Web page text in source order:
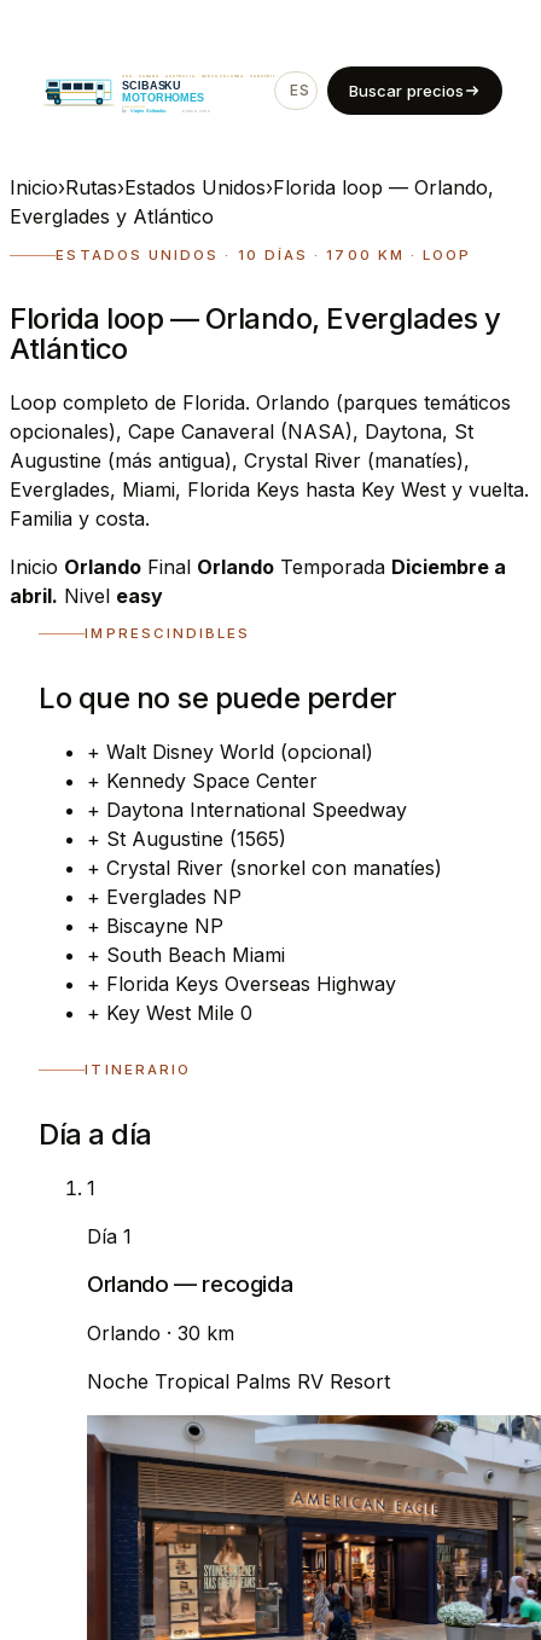
ES EN
Buscar precios
Inicio›Rutas›Estados Unidos›Florida loop — Orlando,
Everglades y Atlántico
ESTADOS UNIDOS · 10 DÍAS · 1700 KM · LOOP
Florida loop — Orlando, Everglades y
Atlántico
Loop completo de Florida. Orlando (parques temáticos
opcionales), Cape Canaveral (NASA), Daytona, St
Augustine (más antigua), Crystal River (manatíes),
Everglades, Miami, Florida Keys hasta Key West y vuelta.
Familia y costa.
Inicio Orlando Final Orlando Temporada Diciembre a
abril. Nivel easy
IMPRESCINDIBLES
Lo que no se puede perder
+ Walt Disney World (opcional)
+ Kennedy Space Center
+ Daytona International Speedway
+ St Augustine (1565)
+ Crystal River (snorkel con manatíes)
+ Everglades NP
+ Biscayne NP
+ South Beach Miami
+ Florida Keys Overseas Highway
+ Key West Mile 0
ITINERARIO
Día a día
1
Día 1
Orlando — recogida
Orlando · 30 km
Noche Tropical Palms RV Resort